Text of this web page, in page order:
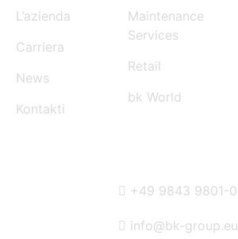
L’azienda
Carriera
News
Kontakti
Maintenance
Services
Retail
bk World
+49 9843 9801-0
info@bk-group.eu